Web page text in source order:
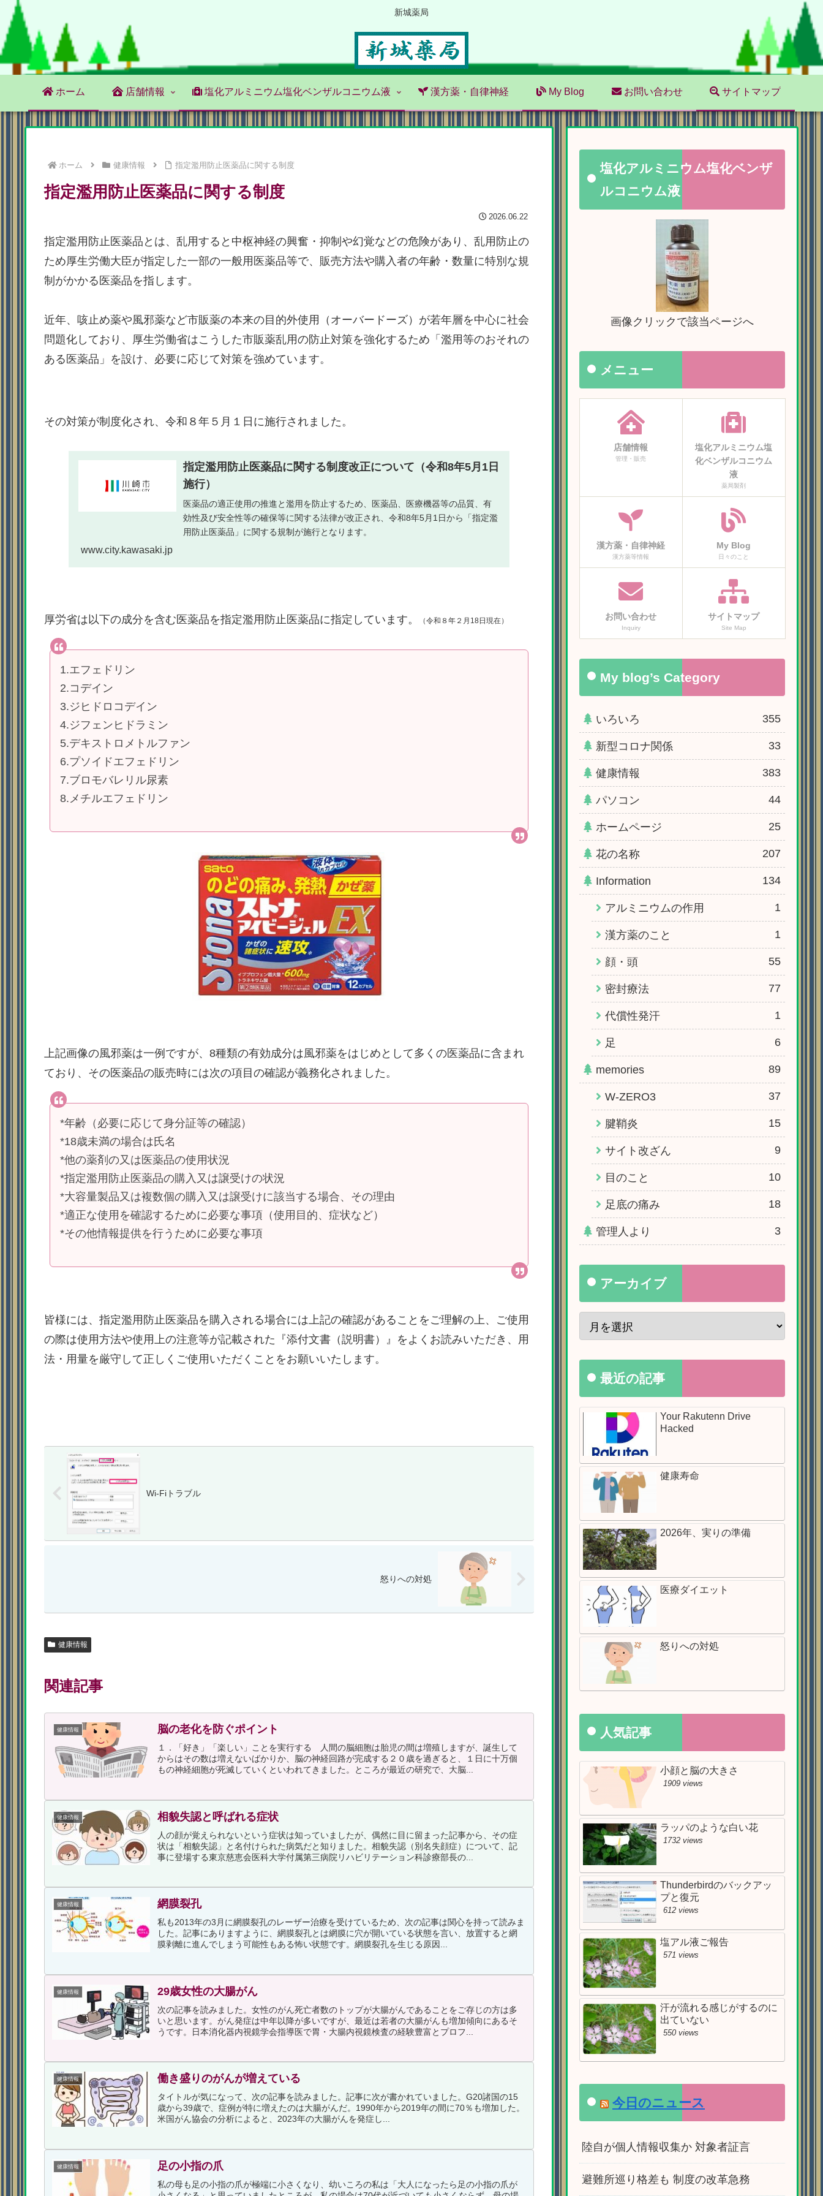
新城薬局
ホーム 店舗情報 塩化アルミニウム塩化ベンザルコニウム液 漢方薬・自律神経 My Blog お問い合わせ サイトマップ
ホーム 健康情報 指定濫用防止医薬品に関する制度
指定濫用防止医薬品に関する制度
2026.06.22
指定濫用防止医薬品とは、乱用すると中枢神経の興奮・抑制や幻覚などの危険があり、乱用防止の
ため厚生労働大臣が指定した一部の一般用医薬品等で、販売方法や購入者の年齢・数量に特別な規
制がかかる医薬品を指します。
近年、咳止め薬や風邪薬など市販薬の本来の目的外使用（オーバードーズ）が若年層を中心に社会
問題化しており、厚生労働省はこうした市販薬乱用の防止対策を強化するため「濫用等のおそれの
ある医薬品」を設け、必要に応じて対策を強めています。
その対策が制度化され、令和８年５月１日に施行されました。
指定濫用防止医薬品に関する制度改正について（令和8年5月1日
施行）
医薬品の適正使用の推進と濫用を防止するため、医薬品、医療機器等の品質、有
効性及び安全性等の確保等に関する法律が改正され、令和8年5月1日から「指定濫
用防止医薬品」に関する規制が施行となります。
www.city.kawasaki.jp
厚労省は以下の成分を含む医薬品を指定濫用防止医薬品に指定しています。 （令和８年２月18日現在）
1.エフェドリン
2.コデイン
3.ジヒドロコデイン
4.ジフェンヒドラミン
5.デキストロメトルファン
6.プソイドエフェドリン
7.ブロモバレリル尿素
8.メチルエフェドリン
上記画像の風邪薬は一例ですが、8種類の有効成分は風邪薬をはじめとして多くの医薬品に含まれ
ており、その医薬品の販売時には次の項目の確認が義務化されました。
*年齢（必要に応じて身分証等の確認）
*18歳未満の場合は氏名
*他の薬剤の又は医薬品の使用状況
*指定濫用防止医薬品の購入又は譲受けの状況
*大容量製品又は複数個の購入又は譲受けに該当する場合、その理由
*適正な使用を確認するために必要な事項（使用目的、症状など）
*その他情報提供を行うために必要な事項
皆様には、指定濫用防止医薬品を購入される場合には上記の確認があることをご理解の上、ご使用
の際は使用方法や使用上の注意等が記載された『添付文書（説明書）』をよくお読みいただき、用
法・用量を厳守して正しくご使用いただくことをお願いいたします。
Wi-Fiトラブル
怒りへの対処
健康情報
関連記事
健康情報 脳の老化を防ぐポイント
１．「好き」「楽しい」ことを実行する 人間の脳細胞は胎児の間は増殖しますが、誕生して
からはその数は増えないばかりか、脳の神経回路が完成する２０歳を過ぎると、１日に十万個
もの神経細胞が死滅していくといわれてきました。ところが最近の研究で、大脳...
健康情報 相貌失認と呼ばれる症状
人の顔が覚えられないという症状は知っていましたが、偶然に目に留まった記事から、その症
状は「相貌失認」と名付けられた病気だと知りました。相貌失認（別名失顔症）について、記
事に登場する東京慈恵会医科大学付属第三病院リハビリテーション科診療部長の...
健康情報 網膜裂孔
私も2013年の3月に網膜裂孔のレーザー治療を受けているため、次の記事は関心を持って読みま
した。記事にありますように、網膜裂孔とは網膜に穴が開いている状態を言い、放置すると網
膜剥離に進んでしまう可能性もある怖い状態です。網膜裂孔を生じる原因...
健康情報 29歳女性の大腸がん
次の記事を読みました。女性のがん死亡者数のトップが大腸がんであることをご存じの方は多
いと思います。がん発症は中年以降が多いですが、最近は若者の大腸がんも増加傾向にあるそ
うです。日本消化器内視鏡学会指導医で胃・大腸内視鏡検査の経験豊富とプロフ...
健康情報 働き盛りのがんが増えている
タイトルが気になって、次の記事を読みました。記事に次が書かれていました。G20諸国の15
歳から39歳で、症例が特に増えたのは大腸がんだ。1990年から2019年の間に70％も増加した。
米国がん協会の分析によると、2023年の大腸がんを発症し...
健康情報 足の小指の爪
私の母も足の小指の爪が極端に小さくなり、幼いころの私は「大人になったら足の小指の爪が
塩化アルミニウム塩化ベンザ
ルコニウム液
画像クリックで該当ページへ
メニュー
店舗情報
管理・販売
塩化アルミニウム塩
化ベンザルコニウム
液
薬局製剤
漢方薬・自律神経
漢方薬等情報
My Blog
日々のこと
お問い合わせ
Inquiry
サイトマップ
Site Map
My blog’s Category
いろいろ 355
新型コロナ関係 33
健康情報 383
パソコン 44
ホームページ 25
花の名称 207
Information 134
アルミニウムの作用 1
漢方薬のこと 1
顔・頭 55
密封療法 77
代償性発汗 1
足 6
memories 89
W-ZERO3 37
腱鞘炎 15
サイト改ざん 9
目のこと 10
足底の痛み 18
管理人より 3
アーカイブ
最近の記事
Your Rakutenn Drive
Hacked
健康寿命
2026年、実りの準備
医療ダイエット
怒りへの対処
人気記事
小顔と脳の大きさ
1909 views
ラッパのような白い花
1732 views
Thunderbirdのバックアッ
プと復元
612 views
塩アル液ご報告
571 views
汗が流れる感じがするのに
出ていない
550 views
今日のニュース
陸自が個人情報収集か 対象者証言
避難所巡り格差も 制度の改革急務